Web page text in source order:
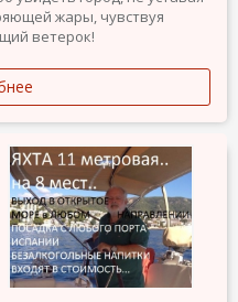
жары, чувствуя
ветерок!